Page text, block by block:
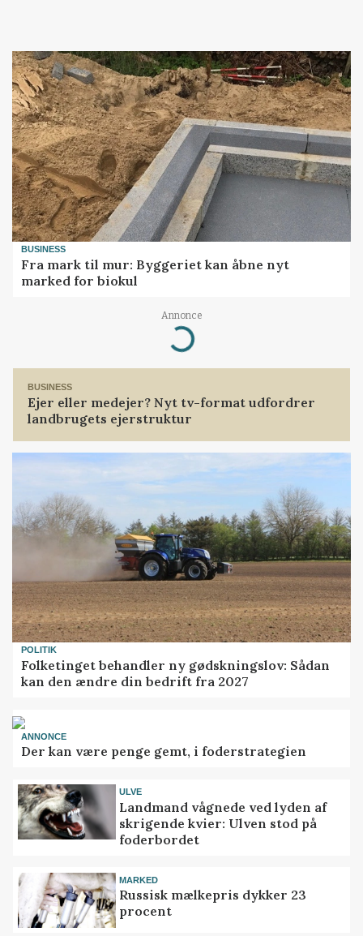
BUSINESS
Fra mark til mur: Byggeriet kan åbne nyt
marked for biokul
Annonce
Loading...
BUSINESS
Ejer eller medejer? Nyt tv-format udfordrer
landbrugets ejerstruktur
POLITIK
Folketinget behandler ny gødskningslov: Sådan
kan den ændre din bedrift fra 2027
ANNONCE
Der kan være penge gemt, i foderstrategien
ULVE
Landmand vågnede ved lyden af
skrigende kvier: Ulven stod på
foderbordet
MARKED
Russisk mælkepris dykker 23
procent